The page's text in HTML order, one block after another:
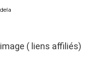
( liens affiliés)